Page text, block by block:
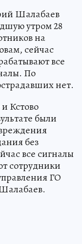
Шалабаев
утром 28
на
сейчас
все
По
нет.
Кстово
были
без
все сигналы
сотрудники
ГО